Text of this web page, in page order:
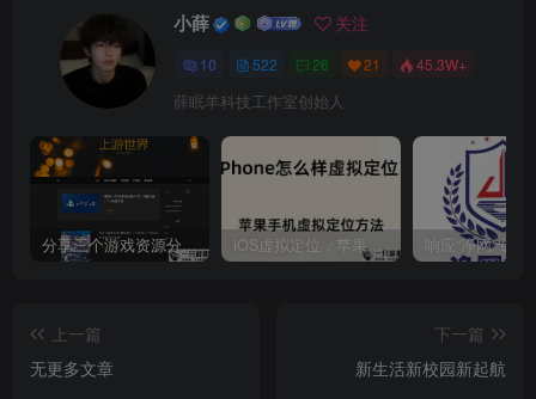
小薛 关注
10 522 26 21 45.3W+
薛眠羊科技工作室创始人
分享三个游戏资源分享的网站，包含Switch游戏、PS4游戏、Steam的单机游戏 iOS虚拟定位，苹果手机如何进行虚拟定位？附四种方法教程
上一篇
无更多文章
下一篇
新生活新校园新起航